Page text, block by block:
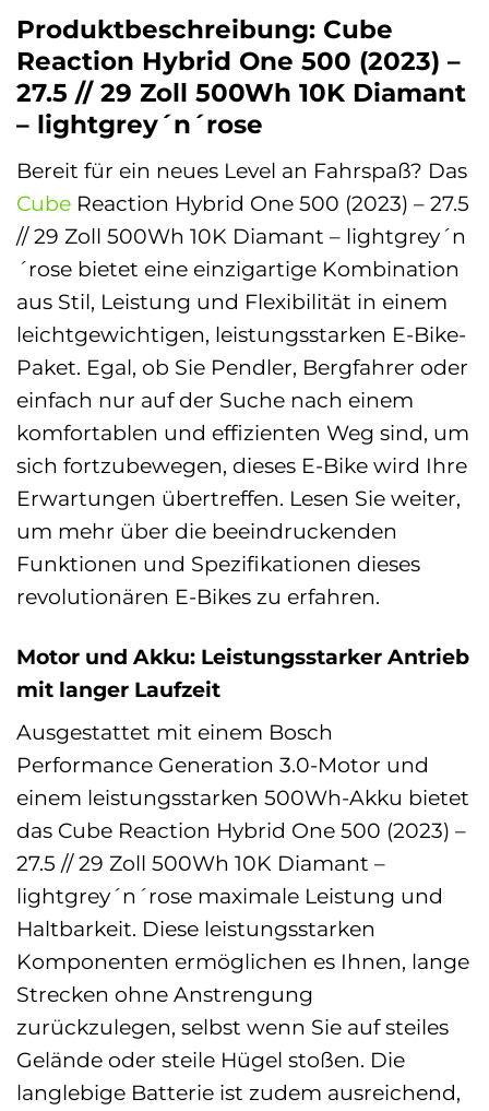
Produktbeschreibung: Cube
Reaction Hybrid One 500 (2023) –
27.5 // 29 Zoll 500Wh 10K Diamant
– lightgrey´n´rose
Bereit für ein neues Level an Fahrspaß? Das
Cube Reaction Hybrid One 500 (2023) – 27.5
// 29 Zoll 500Wh 10K Diamant – lightgrey´n
´rose bietet eine einzigartige Kombination
aus Stil, Leistung und Flexibilität in einem
leichtgewichtigen, leistungsstarken E-Bike-
Paket. Egal, ob Sie Pendler, Bergfahrer oder
einfach nur auf der Suche nach einem
komfortablen und effizienten Weg sind, um
sich fortzubewegen, dieses E-Bike wird Ihre
Erwartungen übertreffen. Lesen Sie weiter,
um mehr über die beeindruckenden
Funktionen und Spezifikationen dieses
revolutionären E-Bikes zu erfahren.
Motor und Akku: Leistungsstarker Antrieb
mit langer Laufzeit
Ausgestattet mit einem Bosch
Performance Generation 3.0-Motor und
einem leistungsstarken 500Wh-Akku bietet
das Cube Reaction Hybrid One 500 (2023) –
27.5 // 29 Zoll 500Wh 10K Diamant –
lightgrey´n´rose maximale Leistung und
Haltbarkeit. Diese leistungsstarken
Komponenten ermöglichen es Ihnen, lange
Strecken ohne Anstrengung
zurückzulegen, selbst wenn Sie auf steiles
Gelände oder steile Hügel stoßen. Die
langlebige Batterie ist zudem ausreichend,